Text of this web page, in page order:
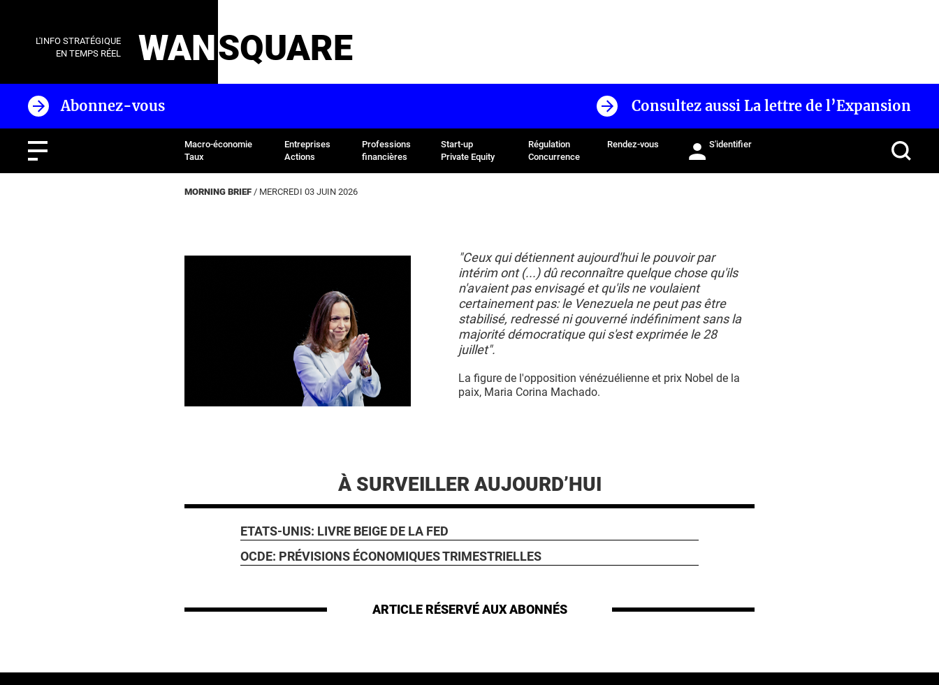
L'INFO STRATÉGIQUE
EN TEMPS RÉEL
WANSQUARE
Abonnez-vous Consultez aussi La lettre de l’Expansion
Macro-économie
Taux
Entreprises
Actions
Professions
financières
Start-up
Private Equity
Régulation
Concurrence
Rendez-vous S'identifier
MORNING BRIEF / MERCREDI 03 JUIN 2026
"Ceux qui détiennent aujourd'hui le pouvoir par
intérim ont (...) dû reconnaître quelque chose qu'ils
n'avaient pas envisagé et qu'ils ne voulaient
certainement pas: le Venezuela ne peut pas être
stabilisé, redressé ni gouverné indéfiniment sans la
majorité démocratique qui s'est exprimée le 28
juillet".
La figure de l'opposition vénézuélienne et prix Nobel de la
paix, Maria Corina Machado.
À SURVEILLER AUJOURD’HUI
ETATS-UNIS: LIVRE BEIGE DE LA FED
OCDE: PRÉVISIONS ÉCONOMIQUES TRIMESTRIELLES
ARTICLE RÉSERVÉAUX ABONNÉS